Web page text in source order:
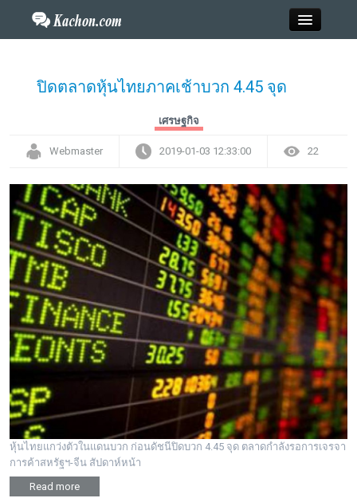
ข่าว
กะฉ่อนพระเครื่อง
วาไรตี้
ไลฟ์สไตล์
สังคมออนไลน์
พระดอทกะฉ่อน
กะฉ่อนช้อปปิ้ง
ติดต่อ
ปิดตลาดหุ้นไทยภาคเช้าบวก 4.45 จุด
เศรษฐกิจ
Webmaster 2019-01-03 12:33:00 22
หุ้นไทยแกว่งตัวในแดนบวก ก่อนดัชนีปิดบวก 4.45 จุด ตลาดกำลังรอการเจรจา
การค้าสหรัฐฯ-จีน สัปดาห์หน้า
Read more